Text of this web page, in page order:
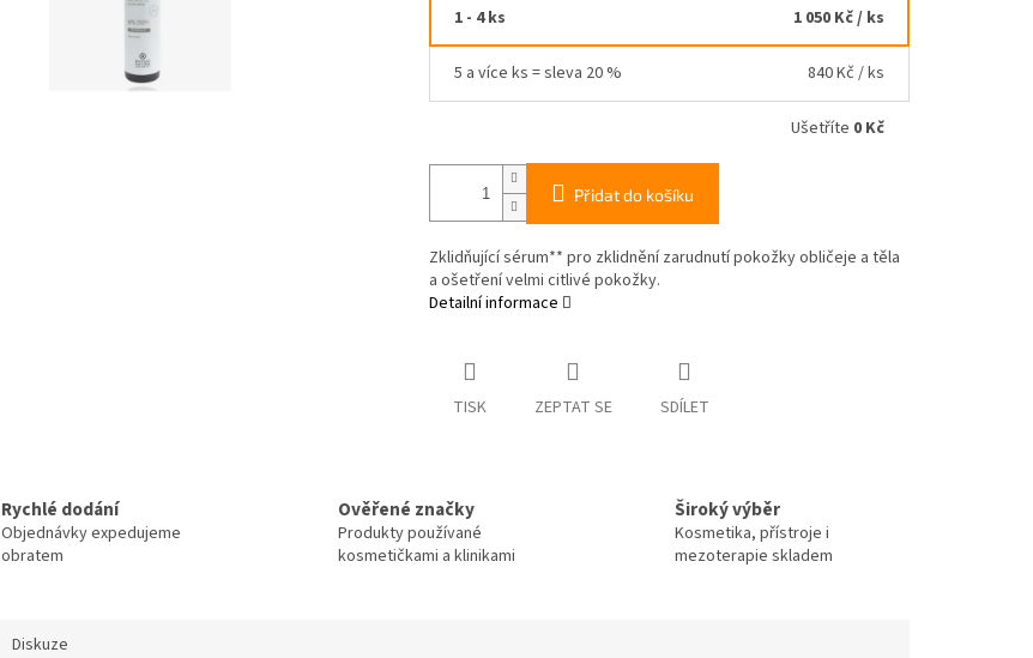
1 - 4 ks 1 050 Kč/ ks
5 a více ks = sleva 20 % 840 Kč / ks
Ušetříte 0 Kč
Přidat do košíku
Zklidňující sérum** pro zklidnění zarudnutí pokožky obličeje a těla
a ošetření velmi citlivé pokožky.
Detailní informace
TISK ZEPTAT SE SDÍLET
Rychlé dodání
Objednávky expedujeme
obratem
Ověřené značky
Produkty používané
kosmetičkami a klinikami
Široký výběr
Kosmetika, přístroje i
mezoterapie skladem
Diskuze